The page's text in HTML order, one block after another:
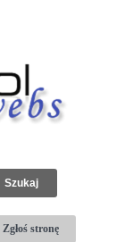
Zgłoś stronę